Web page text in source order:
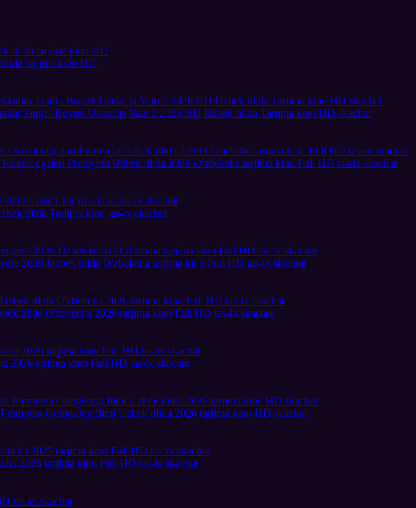
tarjima kino HD
Jangi / Buyuk Ustoz Ip Man 2 2026 HD Uzbek tilida Tarjima kino HD skachat
egalari Premyera Uzbek tilida 2026 O'zbekcha tarjima kino Full HD tas-ix skachat
tilida Tarjima kino tas-ix skachat
2026 Uzbek tilida O'zbekcha tarjima kino Full HD tas-ix skachat
tilida O'zbekcha 2026 tarjima kino Full HD tas-ix skachat
2026 tarjima kino Full HD tas-ix skachat
Gongkong filmi Uzbek tilida 2026 tarjima kino HD skachat
2025 tarjima kino Full HD tas-ix skachat